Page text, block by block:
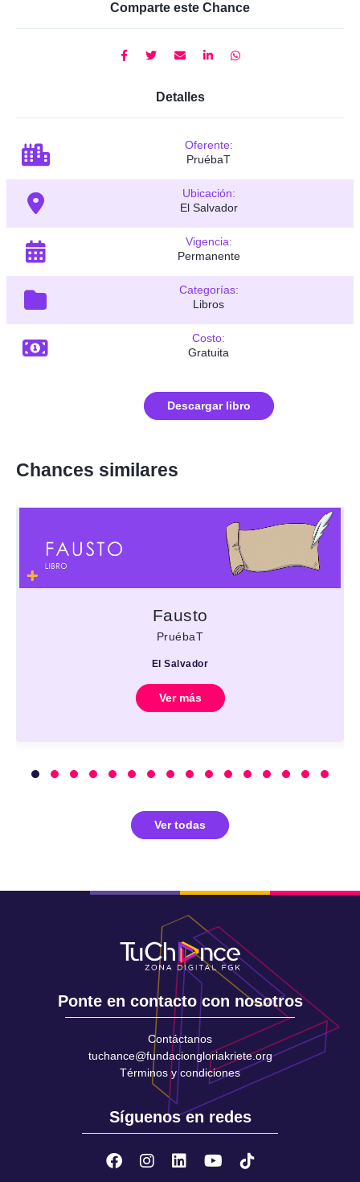
Comparte este Chance
Detalles
Oferente:
PruébaT
Ubicación:
El Salvador
Vigencia:
Permanente
Categorías:
Libros
Costo:
Gratuita
Descargar libro
Chances similares
Fausto
PruébaT
El Salvador
Ver más
Ver todas
Ponte en contacto con nosotros
Contáctanos
tuchance@fundaciongloriakriete.org
Términos y condiciones
Síguenos en redes